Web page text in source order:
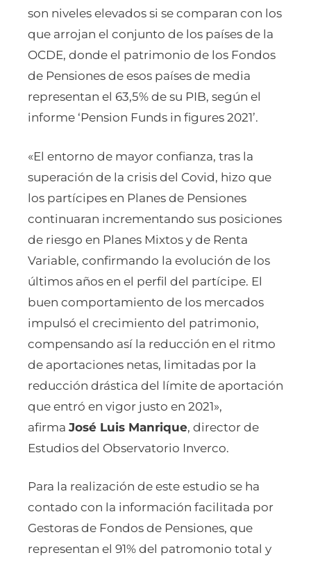
son niveles elevados si se comparan con los
que arrojan el conjunto de los países de la
OCDE, donde el patrimonio de los Fondos
de Pensiones de esos países de media
representan el 63,5% de su PIB, según el
informe ‘Pension Funds in figures 2021’.
«El entorno de mayor confianza, tras la
superación de la crisis del Covid, hizo que
los partícipes en Planes de Pensiones
continuaran incrementando sus posiciones
de riesgo en Planes Mixtos y de Renta
Variable, confirmando la evolución de los
últimos años en el perfil del partícipe. El
buen comportamiento de los mercados
impulsó el crecimiento del patrimonio,
compensando así la reducción en el ritmo
de aportaciones netas, limitadas por la
reducción drástica del límite de aportación
que entró en vigor justo en 2021»,
afirma José Luis Manrique, director de
Estudios del Observatorio Inverco.
Para la realización de este estudio se ha
contado con la información facilitada por
Gestoras de Fondos de Pensiones, que
representan el 91% del patromonio total y